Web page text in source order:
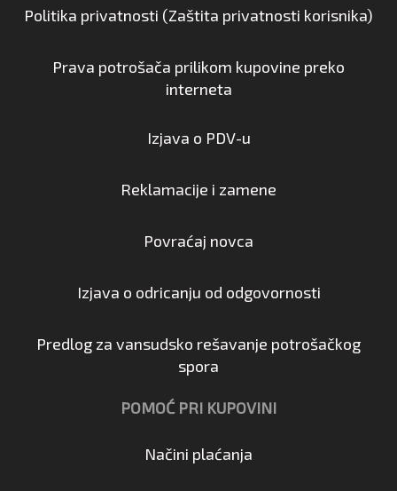
Politika privatnosti (Zaštita privatnosti korisnika)
Prava potrošača prilikom kupovine preko
interneta
Izjava o PDV-u
Reklamacije i zamene
Povraćaj novca
Izjava o odricanju od odgovornosti
Predlog za vansudsko rešavanje potrošačkog
spora
POMOĆ PRI KUPOVINI
Načini plaćanja